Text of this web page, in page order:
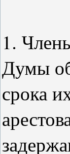
1.
Думы
срока